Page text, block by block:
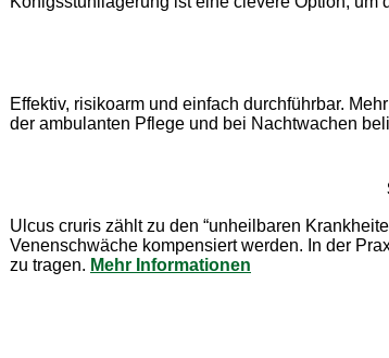
Effektiv, risikoarm und einfach durchführbar.
der ambulanten Pflege und bei Nachtwachen
Ulcus cruris zählt zu den “unheilbaren
Venenschwäche kompensiert werden. In der
zu tragen. Mehr Informationen